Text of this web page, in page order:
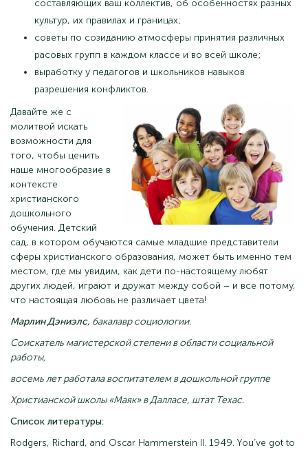
составляющих ваш коллектив, об особенностях разных
культур, их правилах и границах;
советы по созиданию атмосферы принятия различных
расовых групп в каждом классе и во всей школе;
выработку у педагогов и школьников навыков
разрешения конфликтов.
Давайте же с
молитвой искать
возможности для
того, чтобы ценить
наше многообразие в
контексте
христианского
дошкольного
обучения. Детский
сад, в котором обучаются самые младшие представители
сферы христианского образования, может быть именно тем
местом, где мы увидим, как дети по-настоящему любят
других людей, играют и дружат между собой – и все потому,
что настоящая любовь не различает цвета!
Марлин Дэниэлс, бакалавр социологии.
Соискатель магистерской степени в области социальной
работы,
восемь лет работала воспитателем в дошкольной группе
Христианской школы «Маяк» в Далласе, штат Техас.
Список литературы:
Rodgers, Richard, and Oscar Hammerstein II. 1949. You’ve got to